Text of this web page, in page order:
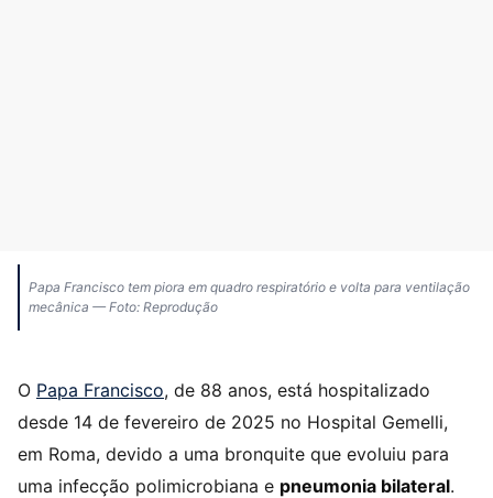
Papa Francisco tem piora em quadro respiratório e volta para ventilação
mecânica — Foto: Reprodução
Papa Francisco, de 88 anos, está hospitalizado
desde 14 de fevereiro de 2025 no Hospital Gemelli,
em Roma, devido a uma bronquite que evoluiu para
uma infecção polimicrobiana e pneumonia bilateral.